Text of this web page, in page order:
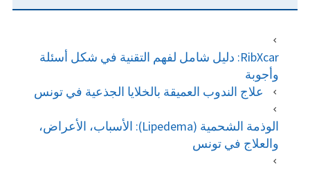
RibXcar: دليل شامل لفهم التقنية في شكل أسئلة
وأجوبة
علاج الندوب العميقة بالخلايا الجذعية في تونس
الوذمة الشحمية (Lipedema): الأسباب، الأعراض،
والعلاج في تونس